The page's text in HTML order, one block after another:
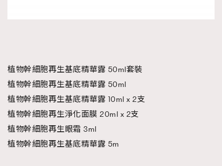
植物幹細胞再生基底精華露 50ml套裝
植物幹細胞再生基底精華露 50ml
植物幹細胞再生基底精華露 10ml x 2支
植物幹細胞再生淨化面膜 20ml x 2支
植物幹細胞再生眼霜 3ml
植物幹細胞再生基底精華露 5m